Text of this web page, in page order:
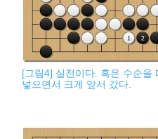
[그림4] 실전이다. 흑은 수순을
넣으면서 크게 앞서 갔다.